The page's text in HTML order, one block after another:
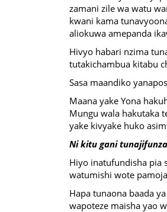
zamani zile wa watu
kwani kama
aliokuwa amepanda
Hivyo habari nzima
tutakichambua kitabu
Sasa maandiko
Maana yake Yona
Mungu wala hakutaka
yake kivyake huko
Ni kitu gani
Hiyo inatufundisha pia
watumishi wote
Hapa tunaona baada
wapoteze maisha yao